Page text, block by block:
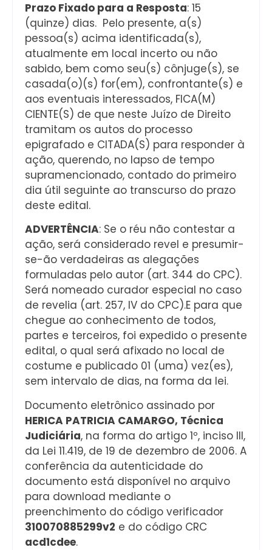
Prazo Fixado para a Resposta: 15
(quinze) dias. Pelo presente, a(s)
pessoa(s) acima identificada(s),
atualmente em local incerto ou não
sabido, bem como seu(s) cônjuge(s), se
casada(o)(s) for(em), confrontante(s) e
aos eventuais interessados, FICA(M)
CIENTE(S) de que neste Juízo de Direito
tramitam os autos do processo
epigrafado e CITADA(S) para responder à
ação, querendo, no lapso de tempo
supramencionado, contado do primeiro
dia útil seguinte ao transcurso do prazo
deste edital.
ADVERTÊNCIA: Se o réu não contestar a
ação, será considerado revel e presumir-
se-ão verdadeiras as alegações
formuladas pelo autor (art. 344 do CPC).
Será nomeado curador especial no caso
de revelia (art. 257, IV do CPC).E para que
chegue ao conhecimento de todos,
partes e terceiros, foi expedido o presente
edital, o qual será afixado no local de
costume e publicado 01 (uma) vez(es),
sem intervalo de dias, na forma da lei.
Documento eletrônico assinado por
HERICA PATRICIA CAMARGO, Técnica
Judiciária, na forma do artigo 1º, inciso III,
da Lei 11.419, de 19 de dezembro de 2006. A
conferência da autenticidade do
documento está disponível no arquivo
para download mediante o
preenchimento do código verificador
310070885299v2 e do código CRC
acd1cdee.